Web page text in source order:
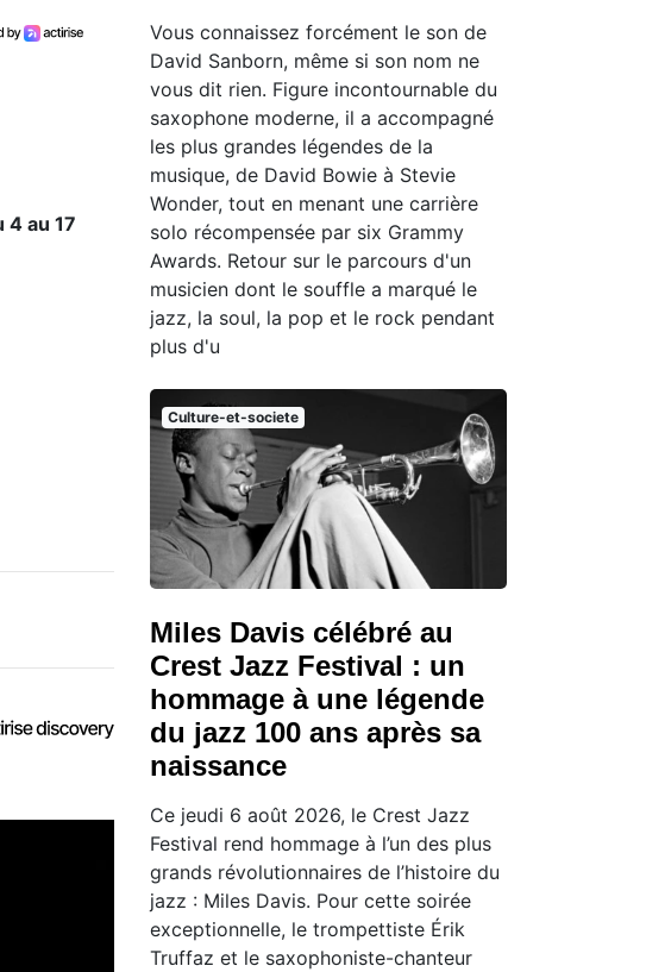
4 au 17
Vous connaissez forcément le son de
David Sanborn, même si son nom ne
vous dit rien. Figure incontournable du
saxophone moderne, il a accompagné
les plus grandes légendes de la
musique, de David Bowie à Stevie
Wonder, tout en menant une carrière
solo récompensée par six Grammy
Awards. Retour sur le parcours d'un
musicien dont le souffle a marqué le
jazz, la soul, la pop et le rock pendant
plus d'u
Culture-et-societe
Miles Davis célébré au
Crest Jazz Festival : un
hommage à une légende
du jazz 100 ans après sa
naissance
Ce jeudi 6 août 2026, le Crest Jazz
Festival rend hommage à l’un des plus
grands révolutionnaires de l’histoire du
jazz : Miles Davis. Pour cette soirée
exceptionnelle, le trompettiste Érik
Truffaz et le saxophoniste-chanteur